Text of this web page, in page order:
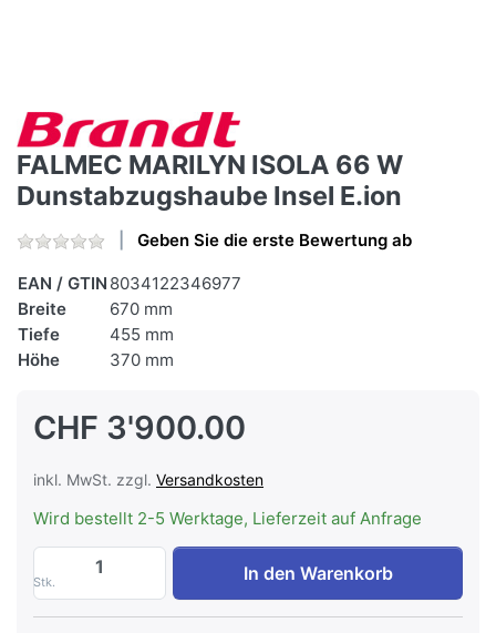
FALMEC MARILYN ISOLA 66 W
Dunstabzugshaube Insel E.ion
Geben Sie die erste Bewertung ab
EAN / GTIN 8034122346977
Breite
670 mm
Tiefe
455 mm
Höhe
370 mm
CHF 3'900.00
inkl. MwSt. zzgl. Versandkosten
Wird bestellt 2-5 Werktage, Lieferzeit auf Anfrage
Stk.
FALMEC MARILYN ISOLA 66 W
In den Warenkorb